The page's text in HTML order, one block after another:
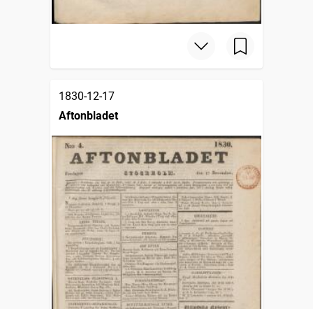
1830-12-17
Aftonbladet